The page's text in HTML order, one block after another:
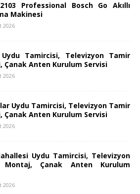
Professional Bosch Go Akıllı
Makinesi
2026
Uydu Tamircisi, Televizyon Tamir
Çanak Anten Kurulum Servisi
2026
Uydu Tamircisi, Televizyon Tamir
Çanak Anten Kurulum Servisi
2026
Uydu Tamircisi, Televizyon
Montaj, Çanak Anten Kurulum
2026